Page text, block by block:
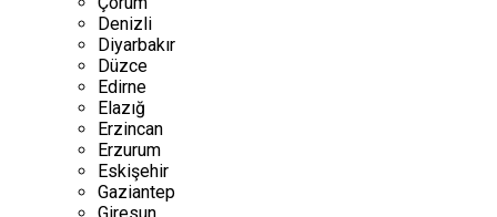
Denizli
Diyarbakır
Düzce
Edirne
Elazığ
Erzincan
Erzurum
Eskişehir
Gaziantep